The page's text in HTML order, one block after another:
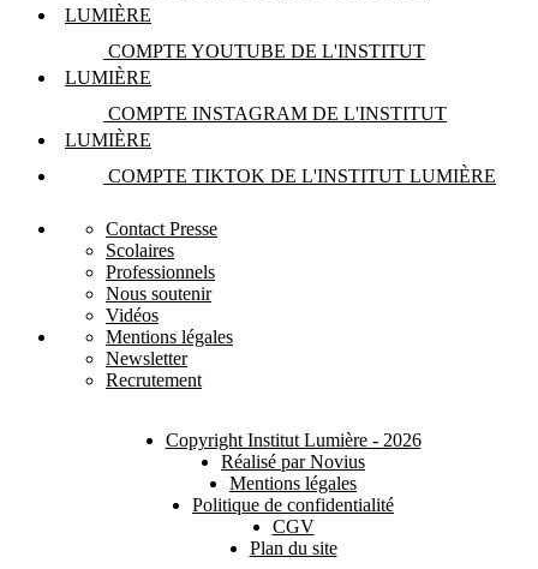
LUMIÈRE
COMPTE YOUTUBE DE L'INSTITUT
LUMIÈRE
COMPTE INSTAGRAM DE L'INSTITUT
LUMIÈRE
COMPTE TIKTOK DE L'INSTITUT LUMIÈRE
Contact Presse
Scolaires
Professionnels
Nous soutenir
Vidéos
Mentions légales
Newsletter
Recrutement
Copyright Institut Lumière - 2026
Réalisé par Novius
Mentions légales
Politique de confidentialité
CGV
Plan du site